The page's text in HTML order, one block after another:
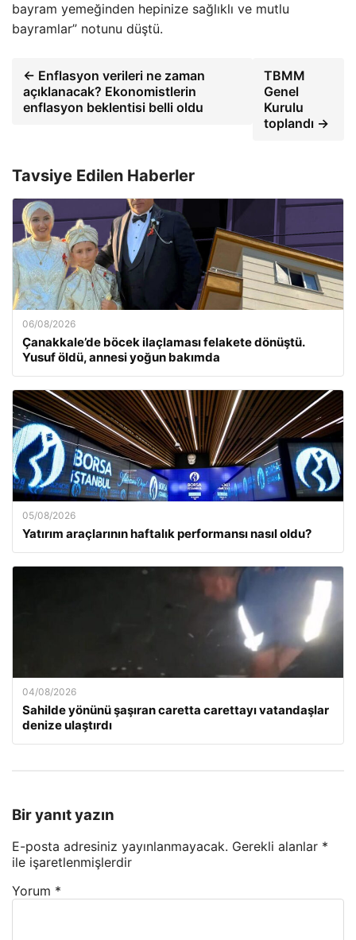
bayram yemeğinden hepinize sağlıklı ve mutlu
bayramlar” notunu düştü.
← Enflasyon verileri ne zaman
açıklanacak? Ekonomistlerin
enflasyon beklentisi belli oldu
TBMM
Genel
Kurulu
toplandı →
Tavsiye Edilen Haberler
06/08/2026
Çanakkale’de böcek ilaçlaması felakete dönüştü.
Yusuf öldü, annesi yoğun bakımda
05/08/2026
Yatırım araçlarının haftalık performansı nasıl oldu?
04/08/2026
Sahilde yönünü şaşıran caretta carettayı vatandaşlar
denize ulaştırdı
Bir yanıt yazın
E-posta adresiniz yayınlanmayacak. Gerekli alanlar *
ile işaretlenmişlerdir
Yorum *